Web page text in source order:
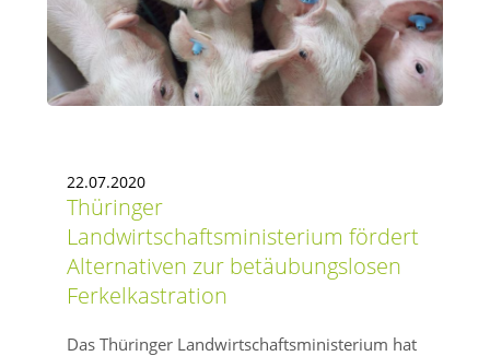
22.07.2020
Thüringer
Landwirtschaftsministerium fördert
Alternativen zur betäubungslosen
Ferkelkastration
Das Thüringer Landwirtschaftsministerium hat